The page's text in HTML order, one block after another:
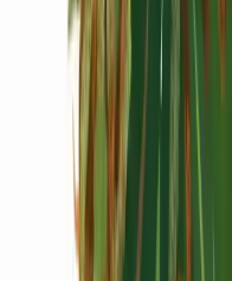
Cannabis Extrakte